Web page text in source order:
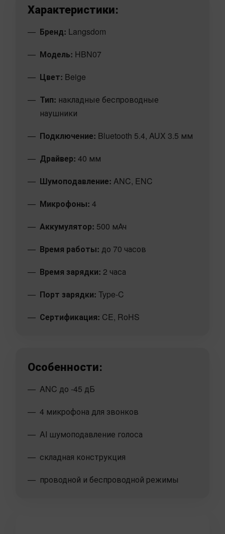
Характеристики:
Бренд: Langsdom
Модель: HBN07
Цвет: Beige
Тип: накладные беспроводные
наушники
Подключение: Bluetooth 5.4, AUX 3.5 мм
Драйвер: 40 мм
Шумоподавление: ANC, ENC
Микрофоны: 4
Аккумулятор: 500 мАч
Время работы: до 70 часов
Время зарядки: 2 часа
Порт зарядки: Type-C
Сертификация: CE, RoHS
Особенности:
ANC до -45 дБ
4 микрофона для звонков
AI шумоподавление голоса
складная конструкция
проводной и беспроводной режимы